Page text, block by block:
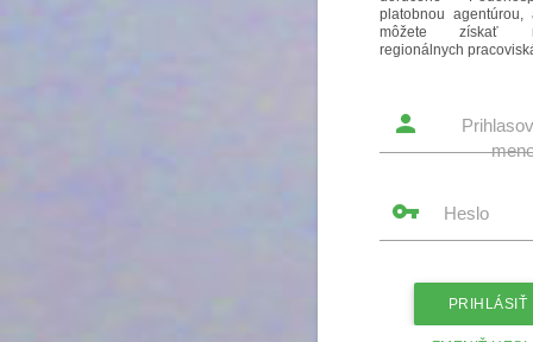
platobnou agentúrou,
môžete
regionálnych
Heslo
PRIHLÁSIŤ